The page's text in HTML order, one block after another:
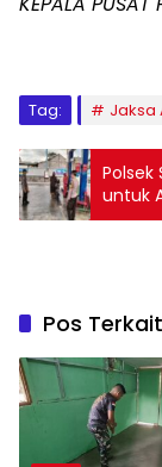
Tag: Jaksa
Polsek
untuk
Pos Terkait